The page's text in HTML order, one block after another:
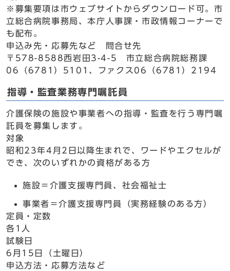
※募集要項は市ウェブサイトからダウンロード可。市
立総合病院事務局、本庁人事課・市政情報コーナーで
も配布。
申込み先・応募先など 問合せ先
〒578-8588西岩田3-4-5 市立総合病院総務課
06（6781）5101、ファクス06（6781）2194
指導・監査業務専門嘱託員
介護保険の施設や事業者への指導・監査を行う専門嘱
託員を募集します。
対象
昭和23年4月2日以降生まれで、ワードやエクセルが
でき、次のいずれかの資格がある方
施設＝介護支援専門員、社会福祉士
事業者＝介護支援専門員（実務経験のある方）
定員・定数
各1人
試験日
6月15日（土曜日）
申込方法・応募方法など